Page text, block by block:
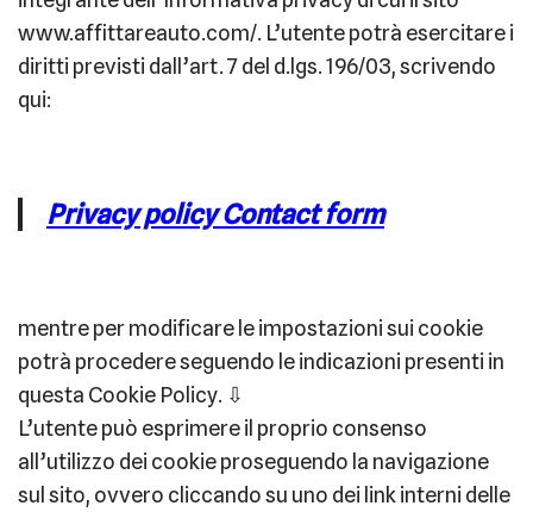
www.affittareauto.com/. L’utente potrà esercitare i
diritti previsti dall’art. 7 del d.lgs. 196/03, scrivendo
qui:
Privacy policy Contact form
mentre per modificare le impostazioni sui cookie
potrà procedere seguendo le indicazioni presenti in
questa Cookie Policy. ⇩
L’utente può esprimere il proprio consenso
all’utilizzo dei cookie proseguendo la navigazione
sul sito, ovvero cliccando su uno dei link interni delle